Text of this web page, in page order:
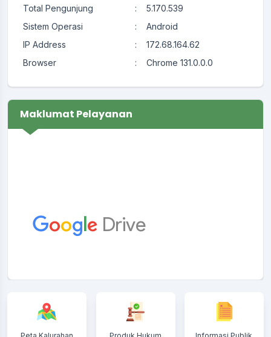
Total Pengunjung
:
5.170.539
Sistem Operasi
:
Android
IP Address
:
172.68.164.62
Browser
: Chrome 131.0.0.0
Maklumat Pelayanan